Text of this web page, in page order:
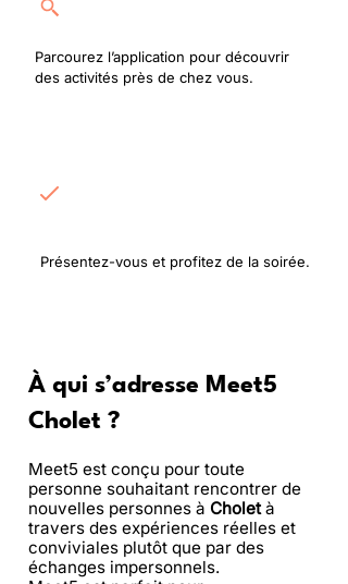
Parcourez l’application pour découvrir
des activités près de chez vous.
Présentez-vous et profitez de la soirée.
À qui s’adresse Meet5
Cholet ?
Meet5 est conçu pour toute
personne souhaitant rencontrer de
nouvelles personnes à Choletà
travers des expériences réelles et
conviviales plutôt que par des
échanges impersonnels.